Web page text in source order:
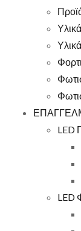
LED
LED